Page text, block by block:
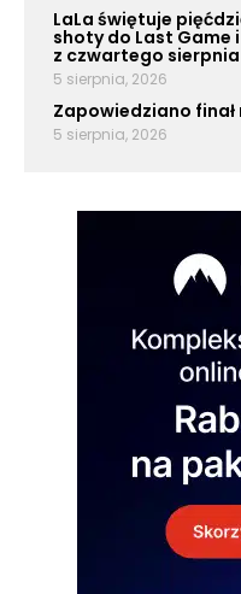
LaLa świętuje
shoty do Last Game
z czwartego sierpnia
5 sierpnia, 2026
Zapowiedziano
5 sierpnia, 2026